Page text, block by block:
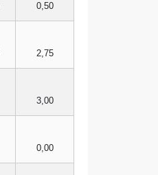
0,50
2,75
3,00
0,00